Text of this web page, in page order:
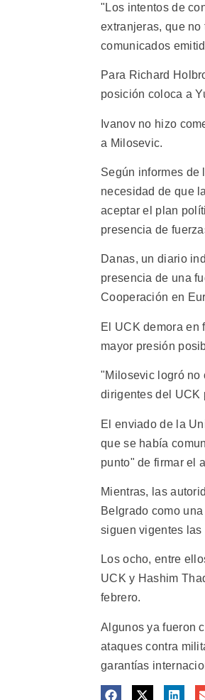
"Los intentos de
extranjeras, que
comunicados
Para Richard
posición coloca a
Ivanov no hizo
a Milosevic.
Según informes de
necesidad de que
aceptar el plan
presencia de
Danas, un diario
presencia de una
Cooperación en
El UCK demora en
mayor presión
"Milosevic logró no
dirigentes del UCK
El enviado de la
que se había
punto" de firmar el
Mientras, las
Belgrado como
siguen vigentes las
Los ocho, entre
UCK y Hashim
febrero.
Algunos ya fueron
ataques contra
garantías